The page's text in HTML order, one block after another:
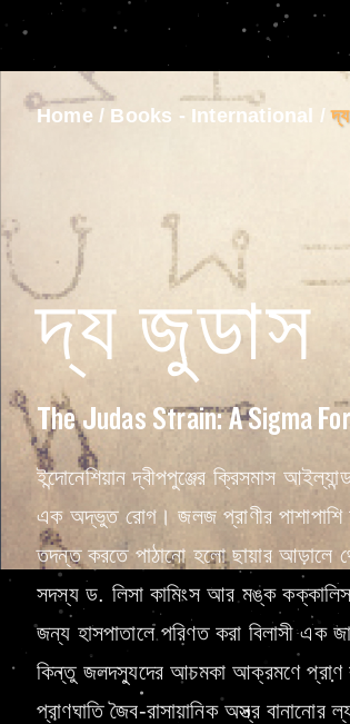
Home / Books - International /
দ্য জুডাস
The Judas Strain: A Sigma
ইন্দোনেশিয়ান দ্বীপপুঞ্জের ক্রিসমাস
এক অদ্ভুত রোগ। জলজ প্রাণীর পাশাপাশি
তদন্ত করতে পাঠানো হলো ছায়ার আড়ালে
সদস্য ড. লিসা কামিংস আর মঙ্ক
জন্য হাসপাতালে পরিণত করা বিলাসী এক
কিন্তু জলদস্যুদের আচমকা আক্রমণে প্রাণ
প্রাণঘাতি জৈব-রাসায়ানিক অস্ত্র বানানোর